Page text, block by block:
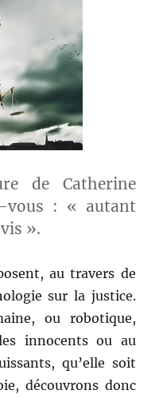
de Catherine
vous : « autant
».
au travers de
sur la justice.
ou robotique,
innocents ou au
qu’elle soit
découvrons donc